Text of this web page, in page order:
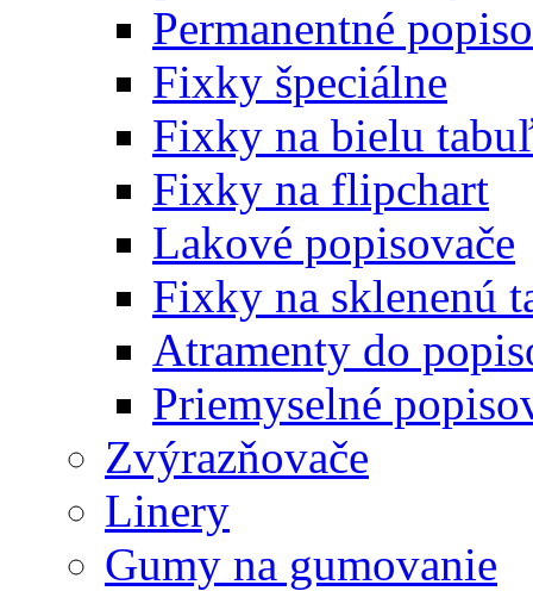
Permanentné
Fixky špeciálne
Fixky na bielu
Fixky na flipchart
Lakové popisovače
Fixky na sklenenú
Atramenty do
Priemyselné
Zvýrazňovače
Linery
Gumy na gumovanie